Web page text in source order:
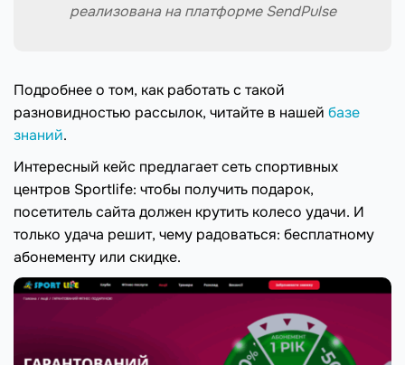
реализована на платформе SendPulse
Подробнее о том, как работать с такой
разновидностью рассылок, читайте в нашей базе
знаний.
Интересный кейс предлагает сеть спортивных
центров Sportlife: чтобы получить подарок,
посетитель сайта должен крутить колесо удачи. И
только удача решит, чему радоваться: бесплатному
абонементу или скидке.